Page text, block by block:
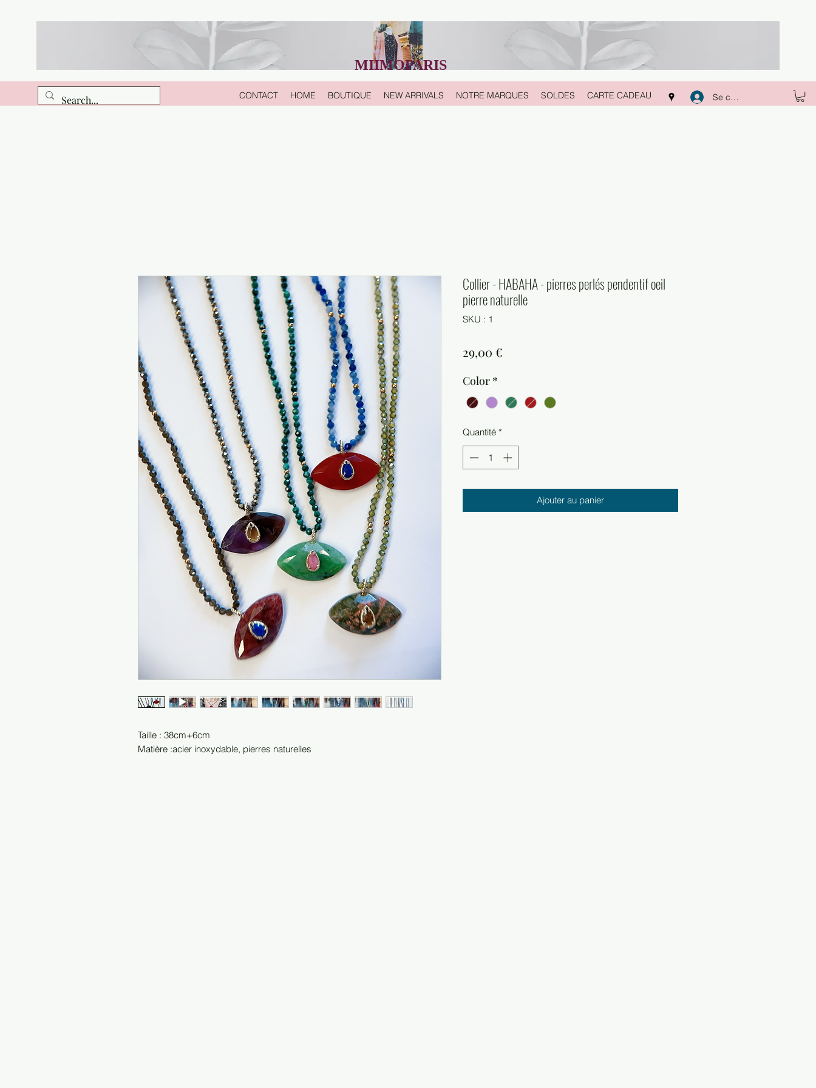
MIIMOPARIS
CONTACT HOME BOUTIQUE NEW ARRIVALS NOTRE MARQUES SOLDES CARTE CADEAU Se connecter
Taille : 38cm+6cm
Matière :acier inoxydable, pierres naturelles
Collier - HABAHA - pierres perlés pendentif oeil
pierre naturelle
SKU : 1
29,00 €
Color *
Quantité *
Ajouter au panier